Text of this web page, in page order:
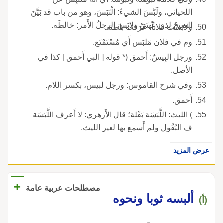
اللحياني، ولَبَّسَ الشيءُ: الْتَبَسَ، وهو من باب قد بَيَّنَ
الصبحُ لِذِي عَينَيْ ولابَسَ الرجلُ الأَمر: خالطَه.
ولابَسْتَ فلاناً: عَرَفت باطنَه.
وم في فلان مَلبَس أَي مُسْتَمْتَع.
ورجل البِيسٌ: أَحمق (* قوله [ البي أَحمق ] كذا في
الأصل.
وفي شرح القاموس: ورجل لبيس، بكسر اللام.
أَحمق.
) الليث: اللَّبَسَة بَقْلة؛ قال الأَزهري: لا أَعرف اللَّبَسَة
ف البُقُول ولم أَسمع بها لغير الليث.
عرض المزيد
مصطلحات عربية عامة +
(أ) ألبسه ثوبا ونحوه